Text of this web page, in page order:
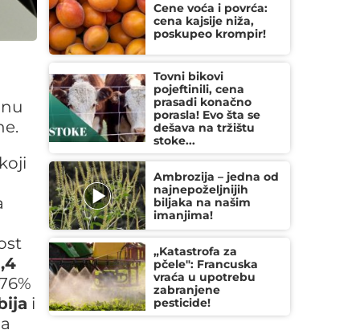
i
Cene voća i povrća:
cena kajsije niža,
poskupeo krompir!
Tovni bikovi
pojeftinili, cena
prasadi konačno
porasla! Evo šta se
dešava na tržištu
stoke...
Ambrozija – jedna od
najnepoželjnijih
biljaka na našim
imanjima!
„Katastrofa za
pčele": Francuska
vraća u upotrebu
zabranjene
pesticide!